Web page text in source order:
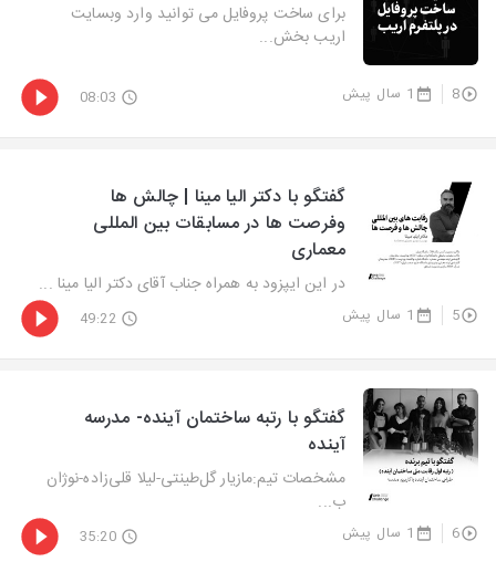
برای ساخت پروفایل می توانید وارد وبسایت
اریب بخش...
8 1 سال پیش 08:03
گفتگو با دکتر الیا مینا | چالش ها
وفرصت ها در مسابقات بین المللی
معماری
در این ایپزود به همراه جناب آقای دکتر الیا مینا ...
5 1 سال پیش 49:22
گفتگو با رتبه ساختمان آینده- مدرسه
آینده
مشخصات تیم:مازیار گل‌طینتی-لیلا قلی‌زاده-نوژان
ب...
6 1 سال پیش 35:20